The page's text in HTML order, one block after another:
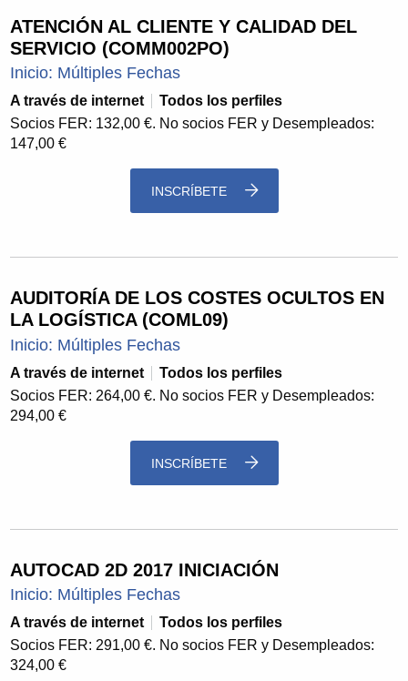
ATENCIÓN AL CLIENTE Y CALIDAD DEL
SERVICIO (COMM002PO)
Inicio: Múltiples Fechas
A través de internet
Todos los perfiles
Socios FER: 132,00 €. No socios FER y Desempleados:
147,00 €
INSCRÍBETE
AUDITORÍA DE LOS COSTES OCULTOS EN
LA LOGÍSTICA (COML09)
Inicio: Múltiples Fechas
A través de internet
Todos los perfiles
Socios FER: 264,00 €. No socios FER y Desempleados:
294,00 €
INSCRÍBETE
AUTOCAD 2D 2017 INICIACIÓN
Inicio: Múltiples Fechas
A través de internet
Todos los perfiles
Socios FER: 291,00 €. No socios FER y Desempleados:
324,00 €